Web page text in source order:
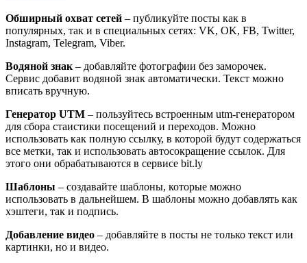
Обширный охват сетей – публикуйте посты как в
популярных, так и в специальных сетях: VK, OK, FB, Twitter,
Instagram, Telegram, Viber.
Водяной знак – добавляйте фотографии без заморочек.
Сервис добавит водяной знак автоматически. Текст можно
вписать вручную.
Генератор UTM – пользуйтесь встроенным utm-генератором
для сбора стаистики посещений и переходов. Можно
использовать как полную ссылку, в которой будут содержаться
все метки, так и использовать автосокращение ссылок. Для
этого они обрабатываются в сервисе bit.ly
Шаблоны – создавайте шаблоны, которые можно
использовать в дальнейшем. В шаблоны можно добавлять как
хэштеги, так и подпись.
Добавление видео – добавляйте в посты не только текст или
картинки, но и видео.